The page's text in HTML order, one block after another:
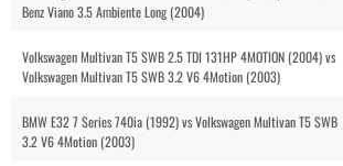
Benz Viano 3.5 Ambiente Long (2004)
Volkswagen Multivan T5 SWB 2.5 TDI 131HP 4MOTION (2004) vs
Volkswagen Multivan T5 SWB 3.2 V6 4Motion (2003)
BMW E32 7 Series 740ia (1992) vs Volkswagen Multivan T5 SWB
3.2 V6 4Motion (2003)